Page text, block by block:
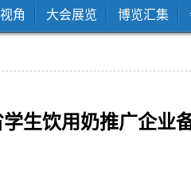
角 大会展览 博览汇集
生饮用奶推广企业